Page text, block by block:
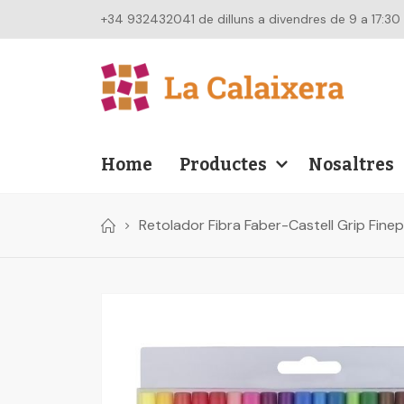
+34 932432041 de dilluns a divendres de 9 a 17:30
Home Productes Nosaltres
Retolador Fibra Faber-Castell Grip